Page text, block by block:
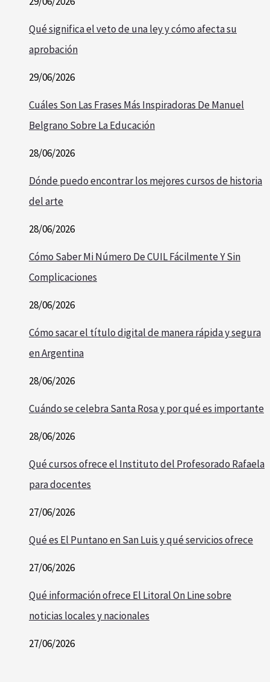
Qué significa el veto de una ley y cómo afecta su
aprobación
29/06/2026
Cuáles Son Las Frases Más Inspiradoras De Manuel
Belgrano Sobre La Educación
28/06/2026
Dónde puedo encontrar los mejores cursos de historia
del arte
28/06/2026
Cómo Saber Mi Número De CUIL Fácilmente Y Sin
Complicaciones
28/06/2026
Cómo sacar el título digital de manera rápida y segura
en Argentina
28/06/2026
Cuándo se celebra Santa Rosa y por qué es importante
28/06/2026
Qué cursos ofrece el Instituto del Profesorado Rafaela
para docentes
27/06/2026
Qué es El Puntano en San Luis y qué servicios ofrece
27/06/2026
Qué información ofrece El Litoral On Line sobre
noticias locales y nacionales
27/06/2026